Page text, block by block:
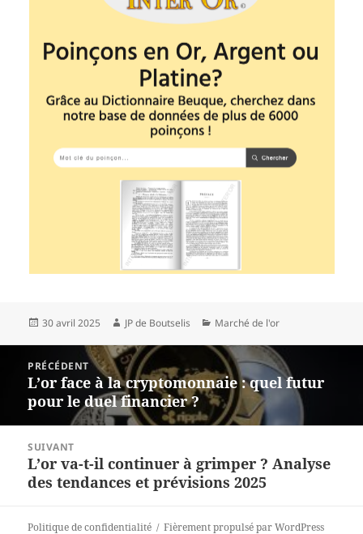
Publié
30 avril 2025 Auteur
JP de Boutselis Catégories
Marché de l'or
PRÉCÉDENT
Article
précédent :
L’or face à la cryptomonnaie : quel futur
pour le duel financier ?
SUIVANT
Article
suivant :
L’or va-t-il continuer à grimper ? Analyse
des tendances et prévisions 2025
Politique de confidentialité Fièrement propulsé par WordPress